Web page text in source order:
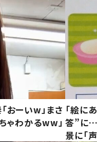
おーいw」まさ
ゃわかるww」
「絵に
答”に…
景に「